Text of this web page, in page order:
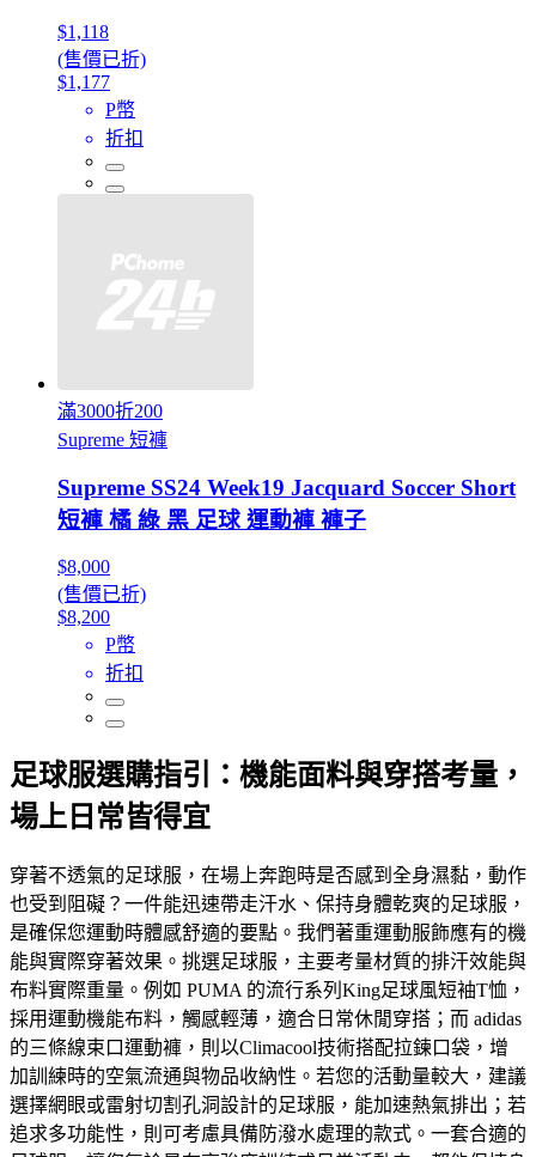
$1,118
(售價已折)
$1,177
P幣
折扣
滿3000折200
Supreme 短褲
Supreme SS24 Week19 Jacquard Soccer Short
短褲 橘 綠 黑 足球 運動褲 褲子
$8,000
(售價已折)
$8,200
P幣
折扣
足球服選購指引：機能面料與穿搭考量，
場上日常皆得宜
穿著不透氣的足球服，在場上奔跑時是否感到全身濕黏，動作
也受到阻礙？一件能迅速帶走汗水、保持身體乾爽的足球服，
是確保您運動時體感舒適的要點。我們著重運動服飾應有的機
能與實際穿著效果。挑選足球服，主要考量材質的排汗效能與
布料實際重量。例如 PUMA 的流行系列King足球風短袖T恤，
採用運動機能布料，觸感輕薄，適合日常休閒穿搭；而 adidas
的三條線束口運動褲，則以Climacool技術搭配拉鍊口袋，增
加訓練時的空氣流通與物品收納性。若您的活動量較大，建議
選擇網眼或雷射切割孔洞設計的足球服，能加速熱氣排出；若
追求多功能性，則可考慮具備防潑水處理的款式。一套合適的